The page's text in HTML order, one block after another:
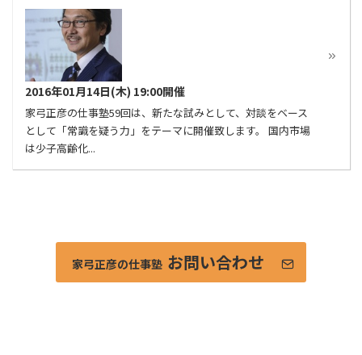
2016年01月14日(木) 19:00開催
家弓正彦の仕事塾59回は、新たな試みとして、対談をベース
として「常識を疑う力」をテーマに開催致します。 国内市場
は少子高齢化...
家弓正彦の仕事塾 お問い合わせ